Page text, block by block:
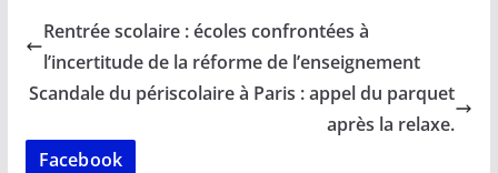
b
o
o
k
l s
A
p
e
dI
n
y
Li
n
k
g
er
Rentrée scolaire : écoles confrontées à
l’incertitude de la réforme de l’enseignement
Scandale du périscolaire à Paris : appel du parquet
après la relaxe.
Facebook